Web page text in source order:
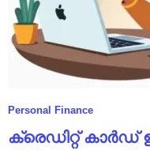
Personal Finance
ക്രെഡിറ്റ് കാർഡ്